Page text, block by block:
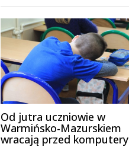
Od jutra uczniowie w
Warmińsko-Mazurskiem
wracają przed komputery